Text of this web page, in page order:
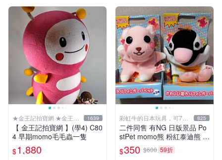
★金王記拍寶網 ★金王記
拍寶趣
1639
【 金王記拍寶網 】(學4) C80
4 早期momo毛毛蟲一隻
$1,880
彩虹牛的日本玩具，可7取
付
825
二件同售 有NG 日版景品 Po
stPet momo熊 粉紅泰迪熊 妹
妹 comomo 企鵝 娃娃 布偶
手指頭 娃娃
$350 $600 59折